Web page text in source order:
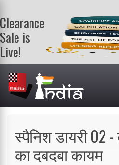
Clearance
Sale is
Live!
Get a FREE
book on
purchasing 2
or more
books. Valid
स्पैनिश डायरी 02 -
का दबदबा कायम